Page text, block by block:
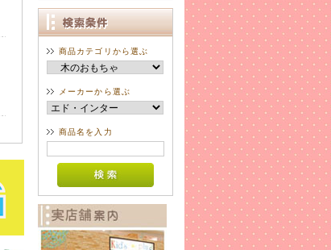
商品カテゴリから選ぶ
メーカーから選ぶ
商品名を入力